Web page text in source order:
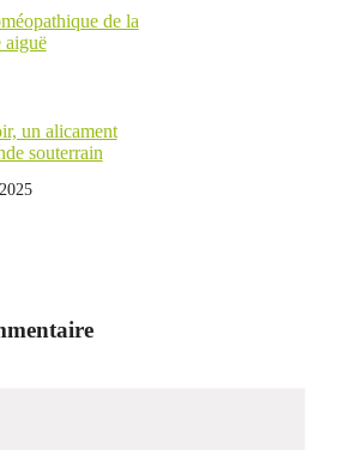
de la
aiguë
un alicament
souterrain